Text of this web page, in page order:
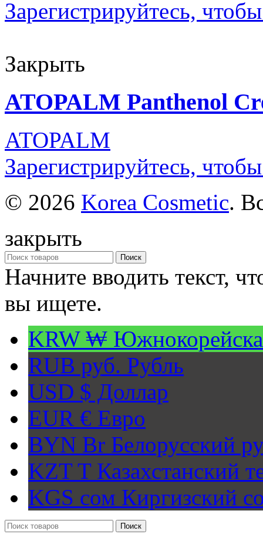
Зарегистрируйтесь,
Закрыть
ATOPALM Panthenol
ATOPALM
Зарегистрируйтесь,
© 2026 Korea Cosmetic.
закрыть
Поиск
Начните вводить текст,
вы ищете.
KRW ₩
RUB руб. Рубль
USD $ Доллар
EUR € Евро
BYN Br Белорусский
KZT TКазахстанский
KGS сом Киргизский
Поиск